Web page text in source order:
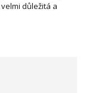
důležitá a